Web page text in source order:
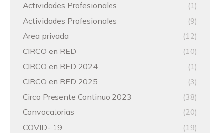
Actividades Profesionales
(1)
Actividades Profesionales
(9)
Area privada
(12)
CIRCO en RED
(10)
CIRCO en RED 2024
(1)
CIRCO en RED 2025
(3)
Circo Presente Continuo 2023
(38)
Convocatorias
(20)
COVID- 19
(19)